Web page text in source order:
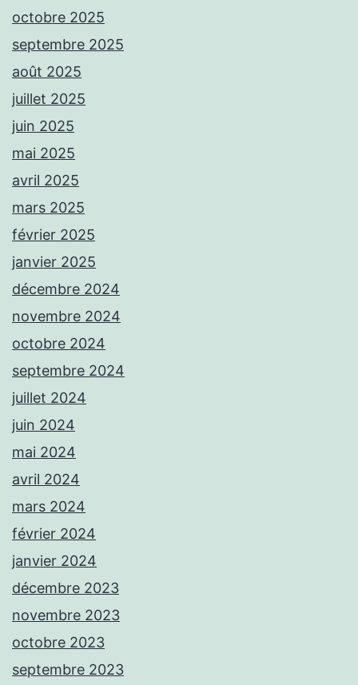
octobre 2025
septembre 2025
août 2025
juillet 2025
juin 2025
mai 2025
avril 2025
mars 2025
février 2025
janvier 2025
décembre 2024
novembre 2024
octobre 2024
septembre 2024
juillet 2024
juin 2024
mai 2024
avril 2024
mars 2024
février 2024
janvier 2024
décembre 2023
novembre 2023
octobre 2023
septembre 2023